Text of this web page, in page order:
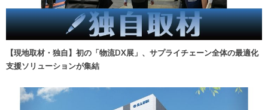
【現地取材・独自】初の「物流DX展」、サプライチェーン全体の最適化
支援ソリューションが集結